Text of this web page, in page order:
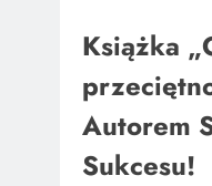
Książka
Autorem
Sukcesu!